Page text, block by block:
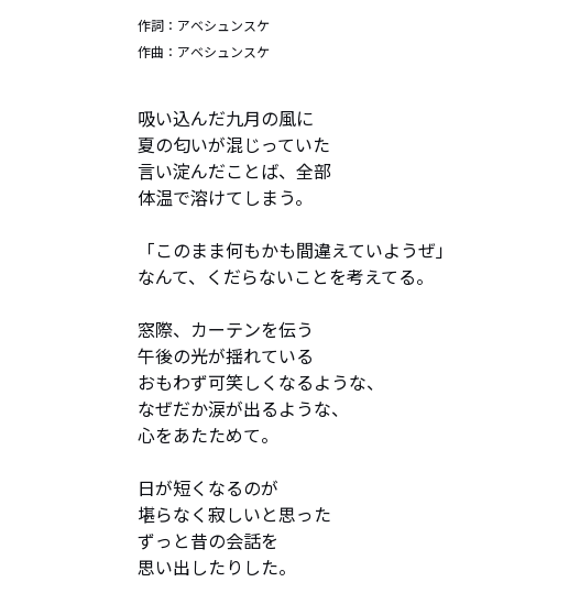
作詞： アベシュンスケ
作曲： アベシュンスケ
吸い込んだ九月の風に
夏の匂いが混じっていた
言い淀んだことば、全部
体温で溶けてしまう。
「このまま何もかも間違えていようぜ」
なんて、くだらないことを考えてる。
窓際、カーテンを伝う
午後の光が揺れている
おもわず可笑しくなるような、
なぜだか涙が出るような、
心をあたためて。
日が短くなるのが
堪らなく寂しいと思った
ずっと昔の会話を
思い出したりした。